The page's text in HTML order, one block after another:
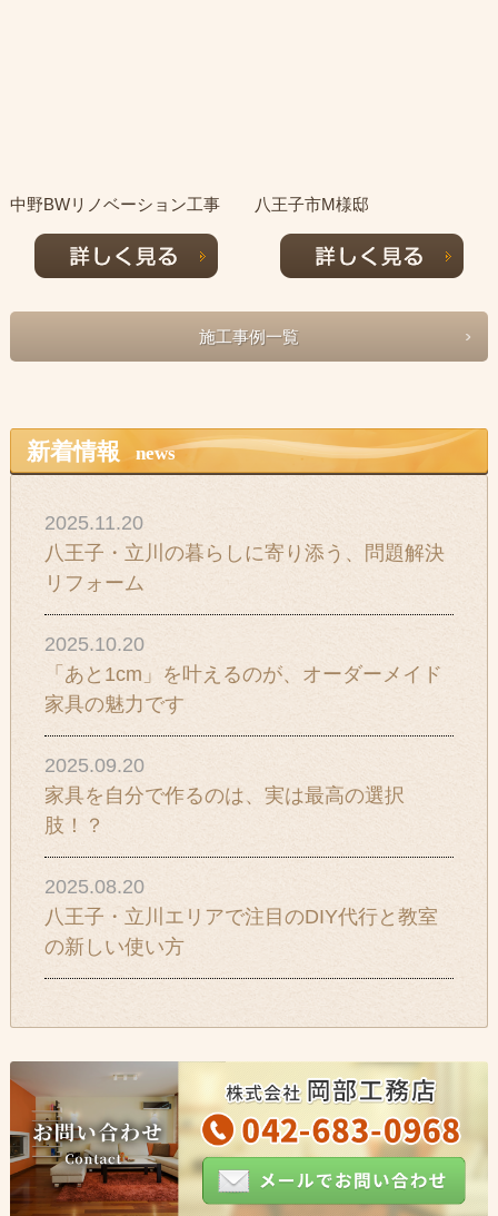
中野BWリノベーション工事 八王子市M様邸
施工事例一覧
新着情報 news
2025.11.20
八王子・立川の暮らしに寄り添う、問題解決
リフォーム
2025.10.20
「あと1cm」を叶えるのが、オーダーメイド
家具の魅力です
2025.09.20
家具を自分で作るのは、実は最高の選択
肢！？
2025.08.20
八王子・立川エリアで注目のDIY代行と教室
の新しい使い方